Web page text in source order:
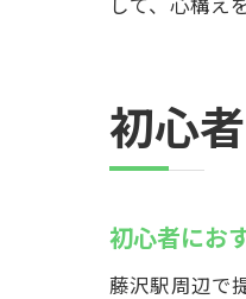
初心
初心者にお
藤沢駅周辺で